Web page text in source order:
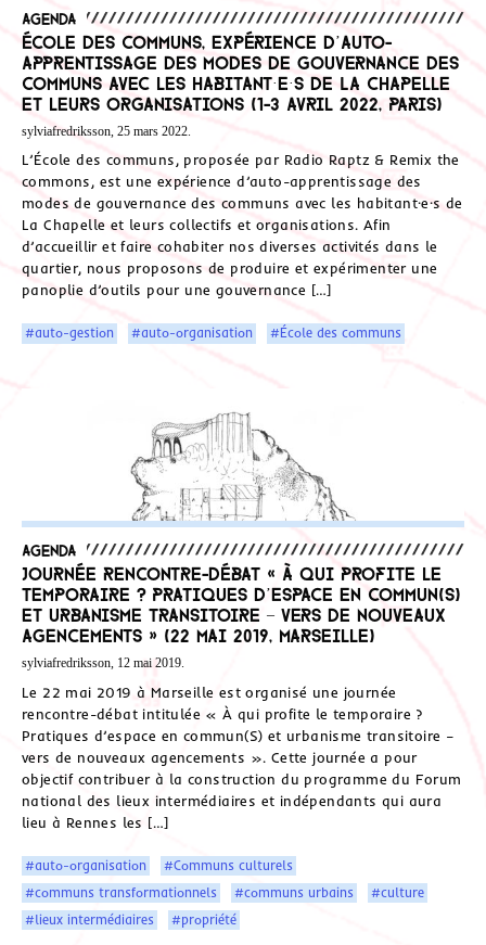
Agenda
École des communs, expérience d’auto-
apprentissage des modes de gouvernance des
communs avec les habitant·e·s de La Chapelle
et leurs organisations (1-3 avril 2022, Paris)
sylviafredriksson, 25 mars 2022.
L’École des communs, proposée par Radio Raptz & Remix the
commons, est une expérience d’auto-apprentissage des
modes de gouvernance des communs avec les habitant·e·s de
La Chapelle et leurs collectifs et organisations. Afin
d’accueillir et faire cohabiter nos diverses activités dans le
quartier, nous proposons de produire et expérimenter une
panoplie d’outils pour une gouvernance […]
#auto-gestion #auto-organisation #École des communs
Agenda
Journée rencontre-débat « À qui profite le
temporaire ? Pratiques d’espace en commun(S)
et urbanisme transitoire – vers de nouveaux
agencements » (22 mai 2019, Marseille)
sylviafredriksson, 12 mai 2019.
Le 22 mai 2019 à Marseille est organisé une journée
rencontre-débat intitulée « À qui profite le temporaire ?
Pratiques d’espace en commun(S) et urbanisme transitoire –
vers de nouveaux agencements ». Cette journée a pour
objectif contribuer à la construction du programme du Forum
national des lieux intermédiaires et indépendants qui aura
lieu à Rennes les […]
#auto-organisation
#Communs culturels
#communs transformationnels
#communs urbains
#culture
#lieux intermédiaires
#propriété